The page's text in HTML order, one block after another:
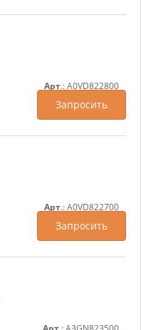
Арт.: A0VD822800
Запросить
Арт.: A0VD822700
Запросить